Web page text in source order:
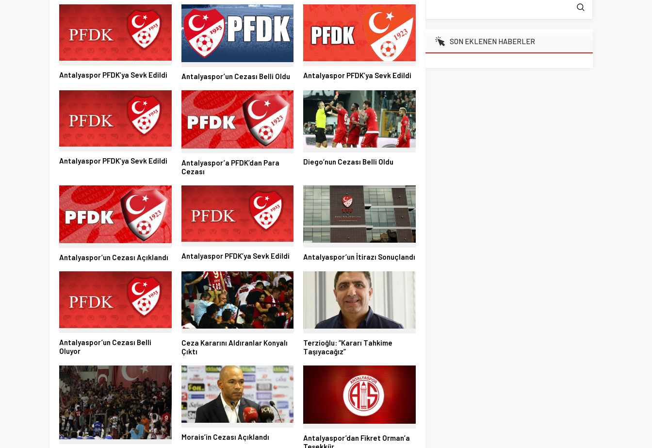
Antalyaspor PFDK’ya Sevk Edildi Antalyaspor’un Cezası Belli Oldu Antalyaspor PFDK’ya Sevk Edildi
Antalyaspor PFDK’ya Sevk Edildi
Antalyaspor’a PFDK’dan Para
Cezası
Diego’nun Cezası Belli Oldu
Antalyaspor’un Cezası Açıklandı Antalyaspor PFDK’ya Sevk Edildi Antalyaspor’un İtirazı Sonuçlandı
Antalyaspor’un Cezası Belli
Oluyor
Ceza Kararını Aldıranlar Konyalı
Çıktı
Terzioğlu: “Kararı Tahkime
Taşıyacağız”
Morais’in Cezası Açıklandı
Antalyaspor’dan Fikret Orman’a
SON EKLENEN HABERLER